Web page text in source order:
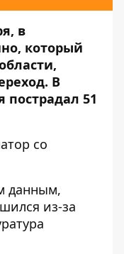
в
который
В
пострадал 51
со
данным,
из-за